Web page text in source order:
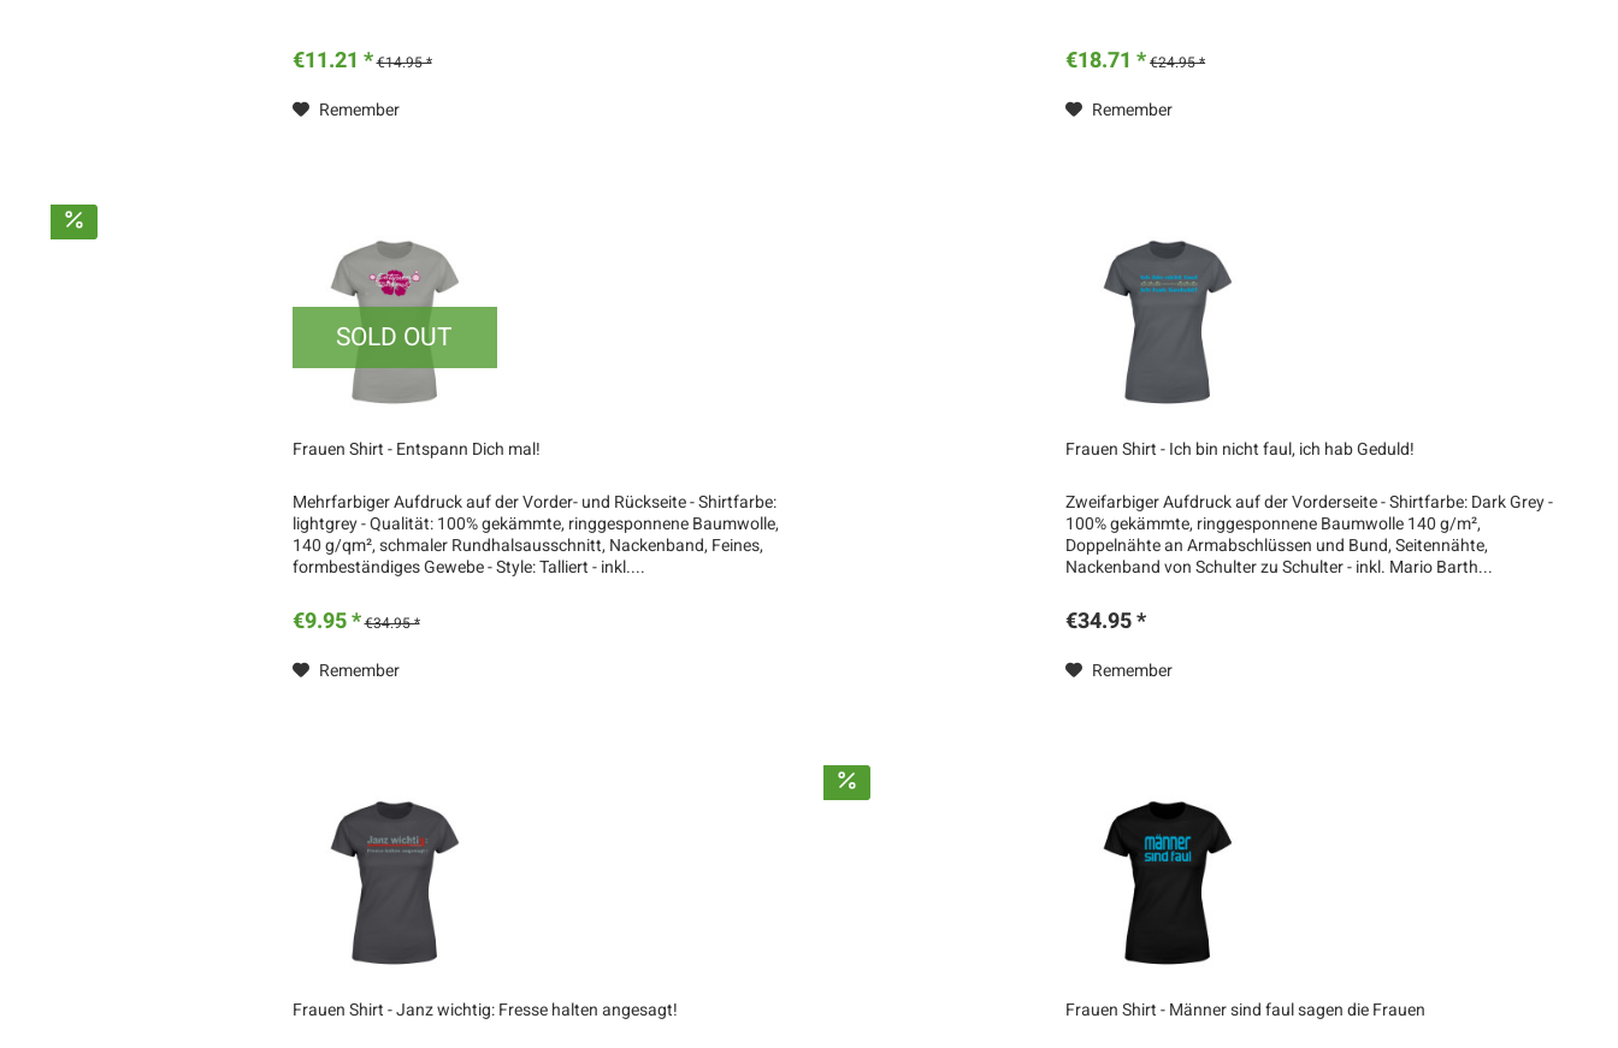
€11.21 *€14.95 *
Remember
€18.71 *€24.95 *
Remember
SOLD OUT
Frauen Shirt - Entspann Dich mal!
Mehrfarbiger Aufdruck auf der Vorder- und Rückseite - Shirtfarbe:
lightgrey - Qualität: 100% gekämmte, ringgesponnene Baumwolle,
140 g/qm², schmaler Rundhalsausschnitt, Nackenband, Feines,
formbeständiges Gewebe - Style: Talliert - inkl....
€9.95 *€34.95 *
Remember
Frauen Shirt - Ich bin nicht faul, ich hab Geduld!
Zweifarbiger Aufdruck auf der Vorderseite - Shirtfarbe: Dark Grey -
100% gekämmte, ringgesponnene Baumwolle 140 g/m²,
Doppelnähte an Armabschlüssen und Bund, Seitennähte,
Nackenband von Schulter zu Schulter - inkl. Mario Barth...
€34.95 *
Remember
Frauen Shirt - Janz wichtig: Fresse halten angesagt! Frauen Shirt - Männer sind faul sagen die Frauen